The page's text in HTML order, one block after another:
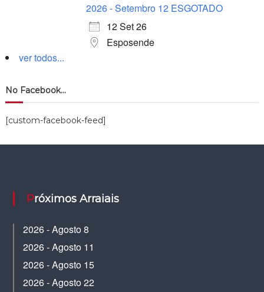
2026 - Setembro 12 ESGOTADO
12 Set 26
Esposende
ver todos...
No Facebook…
[custom-facebook-feed]
Próximos Arraiais
2026 - Agosto 8
2026 - Agosto 11
2026 - Agosto 15
2026 - Agosto 22